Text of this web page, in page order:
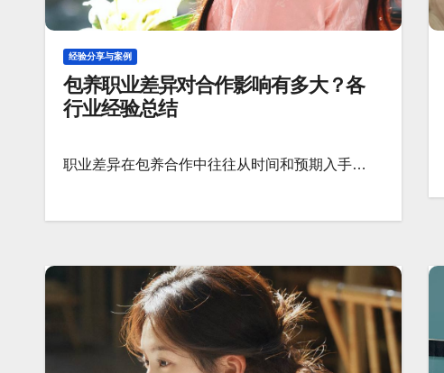
经验分享与案例
包养职业差异对合作影响有多大？各
行业经验总结
职业差异在包养合作中往往从时间和预期入手…